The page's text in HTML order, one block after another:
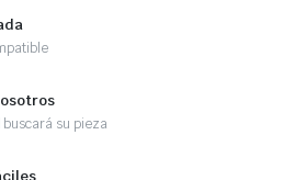
su pieza